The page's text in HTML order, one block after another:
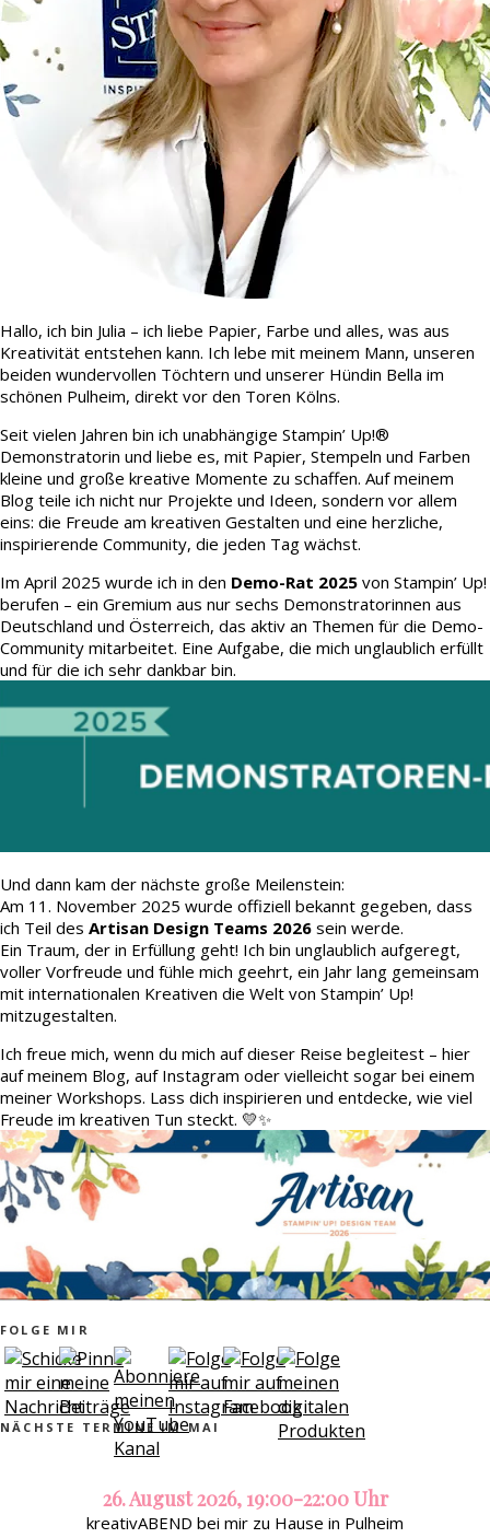
Hallo, ich bin Julia – ich liebe Papier, Farbe und alles, was aus
Kreativität entstehen kann. Ich lebe mit meinem Mann, unseren
beiden wundervollen Töchtern und unserer Hündin Bella im
schönen Pulheim, direkt vor den Toren Kölns.
Seit vielen Jahren bin ich unabhängige Stampin’ Up!®
Demonstratorin und liebe es, mit Papier, Stempeln und Farben
kleine und große kreative Momente zu schaffen. Auf meinem
Blog teile ich nicht nur Projekte und Ideen, sondern vor allem
eins: die Freude am kreativen Gestalten und eine herzliche,
inspirierende Community, die jeden Tag wächst.
Im April 2025 wurde ich in den Demo-Rat 2025 von Stampin’ Up!
berufen – ein Gremium aus nur sechs Demonstratorinnen aus
Deutschland und Österreich, das aktiv an Themen für die Demo-
Community mitarbeitet. Eine Aufgabe, die mich unglaublich erfüllt
und für die ich sehr dankbar bin.
Und dann kam der nächste große Meilenstein:
Am 11. November 2025 wurde offiziell bekannt gegeben, dass
ich Teil des Artisan Design Teams 2026 sein werde.
Ein Traum, der in Erfüllung geht! Ich bin unglaublich aufgeregt,
voller Vorfreude und fühle mich geehrt, ein Jahr lang gemeinsam
mit internationalen Kreativen die Welt von Stampin’ Up!
mitzugestalten.
Ich freue mich, wenn du mich auf dieser Reise begleitest – hier
auf meinem Blog, auf Instagram oder vielleicht sogar bei einem
meiner Workshops. Lass dich inspirieren und entdecke, wie viel
Freude im kreativen Tun steckt. 💛✨
FOLGE MIR
NÄCHSTE TERMINE IM MAI
26. August 2026, 19:00-22:00 Uhr
kreativABEND bei mir zu Hause in Pulheim